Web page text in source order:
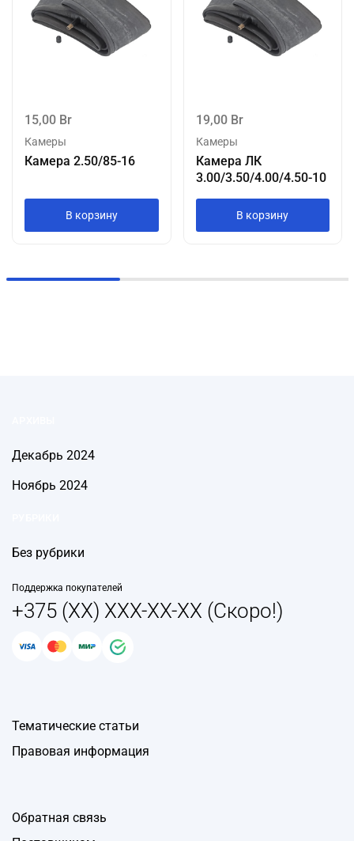
15,00 Br
Камеры
Камера 2.50/85-16
В корзину
19,00 Br
Камеры
Камера ЛК
3.00/3.50/4.00/4.50-10
В корзину
Декабрь 2024
Ноябрь 2024
Без рубрики
Поддержка покупателей
+375 (XX) XXX-XX-XX (Скоро!)
Тематические статьи
Правовая информация
Обратная связь